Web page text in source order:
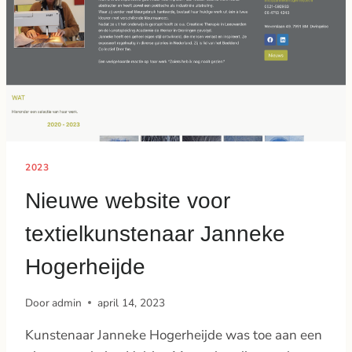
2023
Nieuwe website voor
textielkunstenaar Janneke
Hogerheijde
Dooradmin april 14, 2023
Kunstenaar Janneke Hogerheijde was toe aan een